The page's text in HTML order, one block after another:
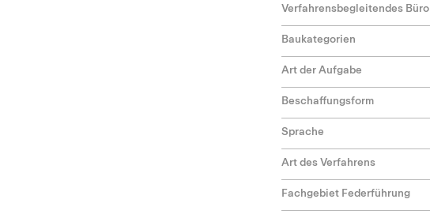
Verfahrensbegleitendes Büro
Baukategorien
Art der Aufgabe
Beschaffungsform
Sprache
Art des Verfahrens
Fachgebiet Federführung